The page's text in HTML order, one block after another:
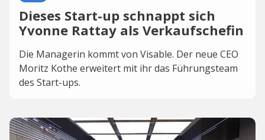
Dieses Start-up schnappt sich
Yvonne Rattay als Verkaufschefin
Die Managerin kommt von Visable. Der neue CEO
Moritz Kothe erweitert mit ihr das Führungsteam
des Start-ups.